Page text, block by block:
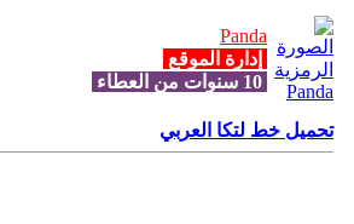
Panda
إدارة الموقع
تحميل خط لتكا العربي